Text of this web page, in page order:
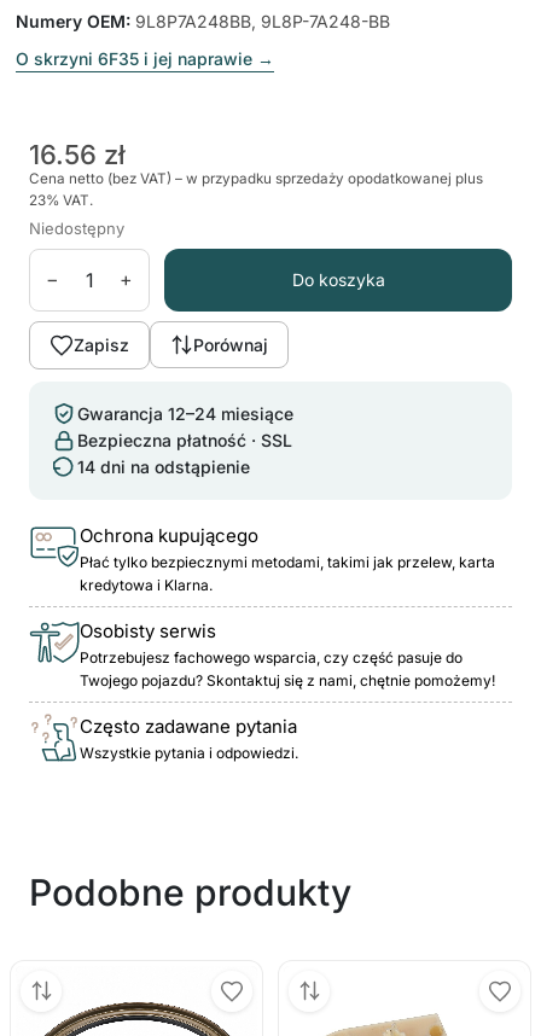
Numery OEM: 9L8P7A248BB, 9L8P-7A248-BB
O skrzyni 6F35 i jej naprawie →
16.56 zł
Cena netto (bez VAT) – w przypadku sprzedaży opodatkowanej plus
23% VAT.
Niedostępny
− + Do koszyka
Zapisz Porównaj
Gwarancja 12–24 miesiące
Bezpieczna płatność · SSL
14 dni na odstąpienie
Ochrona kupującego
Płać tylko bezpiecznymi metodami, takimi jak przelew, karta
kredytowa i Klarna.
Osobisty serwis
Potrzebujesz fachowego wsparcia, czy część pasuje do
Twojego pojazdu? Skontaktuj się z nami, chętnie pomożemy!
Często zadawane pytania
Wszystkie pytania i odpowiedzi.
Podobne produkty